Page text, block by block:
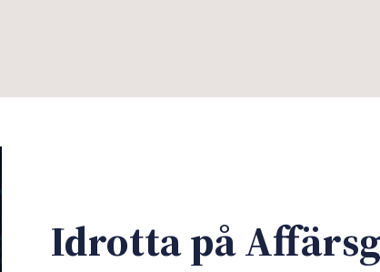
Idrotta på